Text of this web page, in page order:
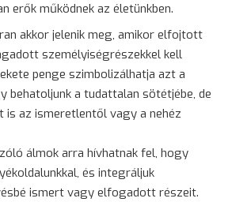
erők működnek az életünkben.
akkor jelenik meg, amikor elfojtott
személyiségrészekkel kell
penge szimbolizálhatja azt a
behatoljunk a tudattalan sötétjébe, de
is az ismeretlentől vagy a nehéz
álmok arra hívhatnak fel, hogy
és integráljuk
ismert vagy elfogadott részeit.